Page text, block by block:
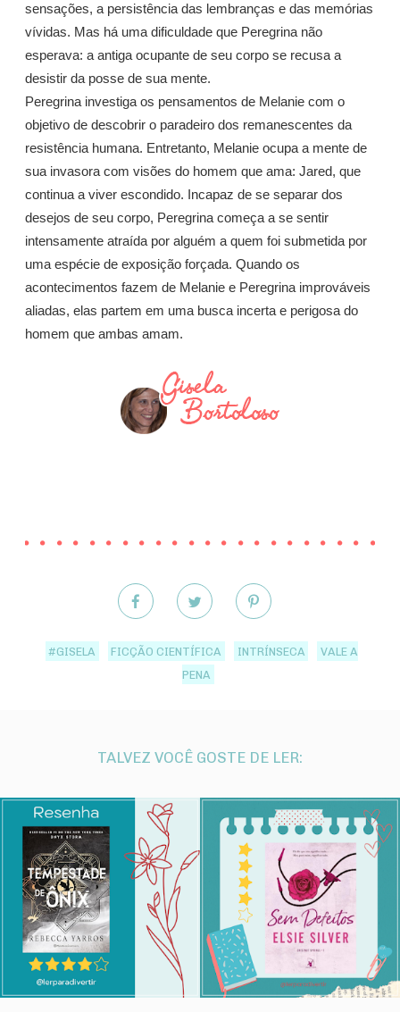
sensações, a persistência das lembranças e das memórias
vívidas. Mas há uma dificuldade que Peregrina não
esperava: a antiga ocupante de seu corpo se recusa a
desistir da posse de sua mente.
Peregrina investiga os pensamentos de Melanie com o
objetivo de descobrir o paradeiro dos remanescentes da
resistência humana. Entretanto, Melanie ocupa a mente de
sua invasora com visões do homem que ama: Jared, que
continua a viver escondido. Incapaz de se separar dos
desejos de seu corpo, Peregrina começa a se sentir
intensamente atraída por alguém a quem foi submetida por
uma espécie de exposição forçada. Quando os
acontecimentos fazem de Melanie e Peregrina improváveis
aliadas, elas partem em uma busca incerta e perigosa do
homem que ambas amam.
#GISELA FICÇÃO CIENTÍFICA INTRÍNSECA
VALE A
PENA
TALVEZ VOCÊ GOSTE DE LER: